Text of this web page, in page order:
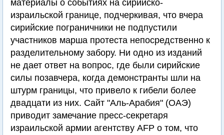
материалы о событиях на сирийско-
израильской границе, подчеркивая, что вчера
сирийские пограничники не подпустили
участников марша протеста непосредственно к
разделительному забору. Ни одно из изданий
не дает ответ на вопрос, где были сирийские
силы позавчера, когда демонстранты шли на
штурм границы, что привело к гибели более
двадцати из них. Сайт "Аль-Арабия" (ОАЭ)
приводит замечание пресс-секретаря
израильской армии агентству AFP о том, что